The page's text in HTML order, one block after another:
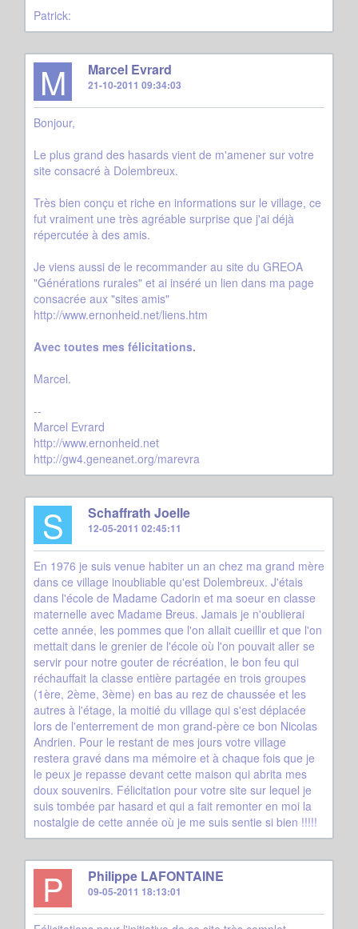
Patrick:
M Marcel Evrard
21-10-2011 09:34:03
Bonjour,
Le plus grand des hasards vient de m'amener sur votre
site consacré à Dolembreux.
Très bien conçu et riche en informations sur le village, ce
fut vraiment une très agréable surprise que j'ai déjà
répercutée à des amis.
Je viens aussi de le recommander au site du GREOA
"Générations rurales" et ai inséré un lien dans ma page
consacrée aux "sites amis"
http://www.ernonheid.net/liens.htm
Avec toutes mes félicitations.
Marcel.
--
Marcel Evrard
http://www.ernonheid.net
http://gw4.geneanet.org/marevra
S Schaffrath Joelle
12-05-2011 02:45:11
En 1976 je suis venue habiter un an chez ma grand mère
dans ce village inoubliable qu'est Dolembreux. J'étais
dans l'école de Madame Cadorin et ma soeur en classe
maternelle avec Madame Breus. Jamais je n'oublierai
cette année, les pommes que l'on allait cueillir et que l'on
mettait dans le grenier de l'école où l'on pouvait aller se
servir pour notre gouter de récréation, le bon feu qui
réchauffait la classe entière partagée en trois groupes
(1ère, 2ème, 3ème) en bas au rez de chaussée et les
autres à l'étage, la moitié du village qui s'est déplacée
lors de l'enterrement de mon grand-père ce bon Nicolas
Andrien. Pour le restant de mes jours votre village
restera gravé dans ma mémoire et à chaque fois que je
le peux je repasse devant cette maison qui abrita mes
doux souvenirs. Félicitation pour votre site sur lequel je
suis tombée par hasard et qui a fait remonter en moi la
nostalgie de cette année où je me suis sentie si bien !!!!!
P Philippe LAFONTAINE
09-05-2011 18:13:01